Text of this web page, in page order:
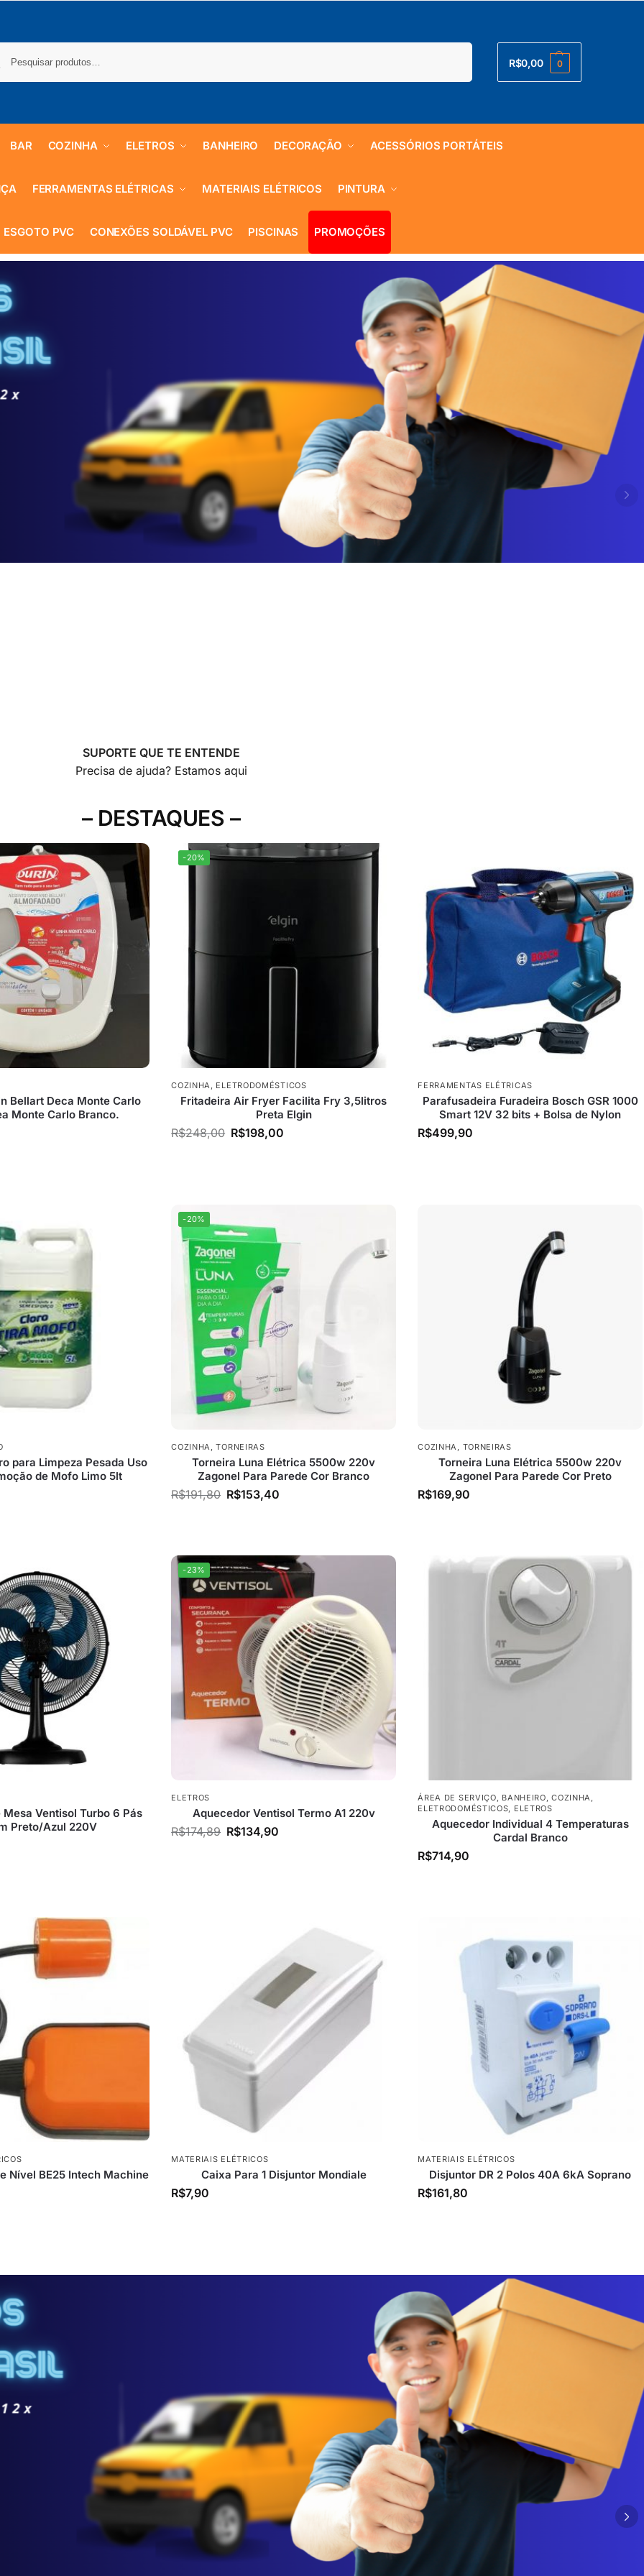
R$0,00 0
BAR COZINHA ELETROS BANHEIRO DECORAÇÃO ACESSÓRIOS PORTÁTEIS
FERRAMENTAS ELÉTRICAS MATERIAIS ELÉTRICOS PINTURA
ESGOTO PVC CONEXÕES SOLDÁVEL PVC PISCINAS PROMOÇÕES
SUPORTE QUE TE ENTENDE
Precisa de ajuda? Estamos aqui
– DESTAQUES –
Bellart Deca Monte Carlo
Monte Carlo Branco.
-20%
COZINHA, ELETRODOMÉSTICOS
Fritadeira Air Fryer Facilita Fry 3,5litros
Preta Elgin
R$248,00 R$198,00
FERRAMENTAS ELÉTRICAS
Parafusadeira Furadeira Bosch GSR 1000
Smart 12V 32 bits + Bolsa de Nylon
R$499,90
para Limpeza Pesada Uso
de Mofo Limo 5lt
-20%
COZINHA,TORNEIRAS
Torneira Luna Elétrica 5500w 220v
Zagonel Para Parede Cor Branco
R$191,80 R$153,40
COZINHA, TORNEIRAS
Torneira Luna Elétrica 5500w 220v
Zagonel Para Parede Cor Preto
R$169,90
Ventisol Turbo 6 Pás
Preto/Azul 220V
-23%
ELETROS
Aquecedor Ventisol Termo A1 220v
R$174,89 R$134,90
ÁREA DE SERVIÇO, BANHEIRO,COZINHA,
ELETRODOMÉSTICOS, ELETROS
Aquecedor Individual 4 Temperaturas
Cardal Branco
R$714,90
Nível BE25 Intech Machine
MATERIAIS ELÉTRICOS
Caixa Para 1 Disjuntor Mondiale
R$7,90
MATERIAIS ELÉTRICOS
Disjuntor DR 2 Polos 40A 6kA Soprano
R$161,80